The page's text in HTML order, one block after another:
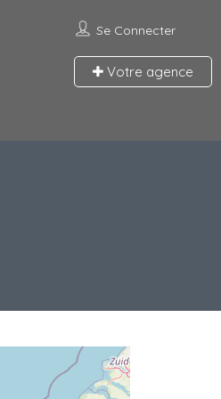
Se Connecter
Votre agence